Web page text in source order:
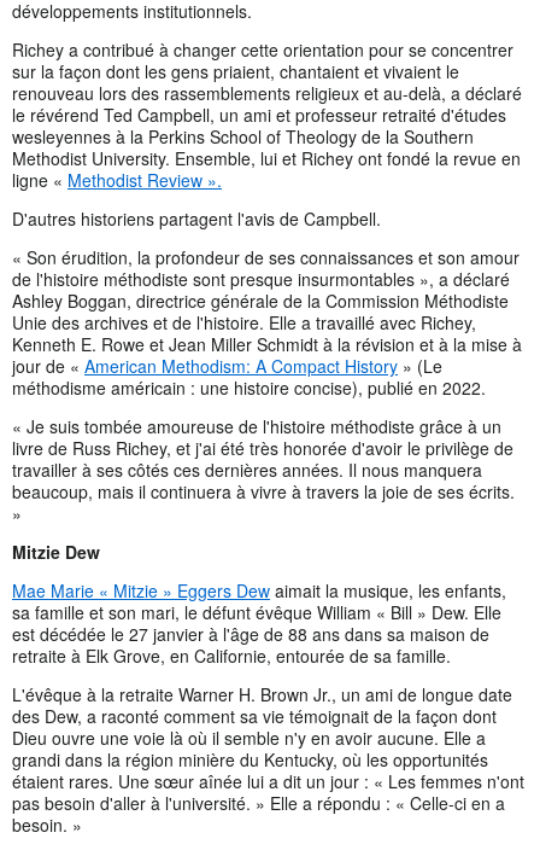
développements institutionnels.
Richey a contribué à changer cette orientation pour se concentrer
sur la façon dont les gens priaient, chantaient et vivaient le
renouveau lors des rassemblements religieux et au-delà, a déclaré
le révérend Ted Campbell, un ami et professeur retraité d'études
wesleyennes à la Perkins School of Theology de la Southern
Methodist University. Ensemble, lui et Richey ont fondé la revue en
ligne « Methodist Review ».
D'autres historiens partagent l'avis de Campbell.
« Son érudition, la profondeur de ses connaissances et son amour
de l'histoire méthodiste sont presque insurmontables », a déclaré
Ashley Boggan, directrice générale de la Commission Méthodiste
Unie des archives et de l'histoire. Elle a travaillé avec Richey,
Kenneth E. Rowe et Jean Miller Schmidt à la révision et à la mise à
jour de « American Methodism: A Compact History » (Le
méthodisme américain : une histoire concise), publié en 2022.
« Je suis tombée amoureuse de l'histoire méthodiste grâce à un
livre de Russ Richey, et j'ai été très honorée d'avoir le privilège de
travailler à ses côtés ces dernières années. Il nous manquera
beaucoup, mais il continuera à vivre à travers la joie de ses écrits.
»
Mitzie Dew
Mae Marie « Mitzie » Eggers Dew aimait la musique, les enfants,
sa famille et son mari, le défunt évêque William « Bill » Dew. Elle
est décédée le 27 janvier à l'âge de 88 ans dans sa maison de
retraite à Elk Grove, en Californie, entourée de sa famille.
L'évêque à la retraite Warner H. Brown Jr., un ami de longue date
des Dew, a raconté comment sa vie témoignait de la façon dont
Dieu ouvre une voie là où il semble n'y en avoir aucune. Elle a
grandi dans la région minière du Kentucky, où les opportunités
étaient rares. Une sœur aînée lui a dit un jour : « Les femmes n'ont
pas besoin d'aller à l'université. » Elle a répondu : « Celle-ci en a
besoin. »